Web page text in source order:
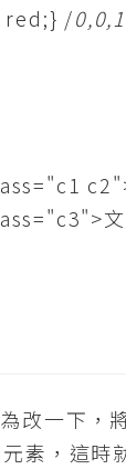
red;} /
改一下，
素，這時